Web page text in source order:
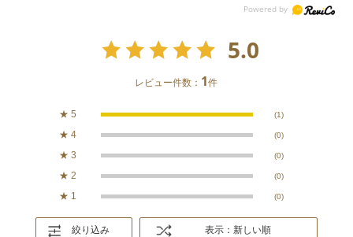
5.0
レビュー件数： 1件
★ 5 (1)
★ 4 (0)
★ 3 (0)
★ 2 (0)
★ 1 (0)
絞り込み 表示：新しい順